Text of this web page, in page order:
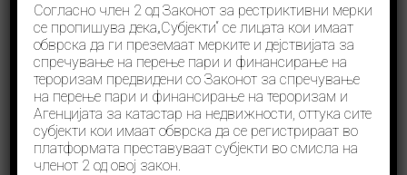
Денес е Меѓународниот ден на Единиците за
финансиско разузнавање (Financial Intelligence
Units – FIU)! Управата за финансиско разузнавање
ги поканува субјектите и надлежните институции
да продолжат со заедничката работа за
идентификување, спречување и оневозможување
на финансискиот криминал. Соработката е клучна!
Линк
Согласно член 2 од Законот за рестриктивни мерки
се пропишува дека„Субјекти“ се лицата кои имаат
обврска да ги преземаат мерките и дејствијата за
спречување на перење пари и финансирање на
тероризам предвидени со Законот за спречување
на перење пари и финансирање на тероризам и
Агенцијата за катастар на недвижности, оттука сите
субјекти кои имаат обврска да се регистрираат во
платформата преставуваат субјекти во смисла на
членот 2 од овој закон.